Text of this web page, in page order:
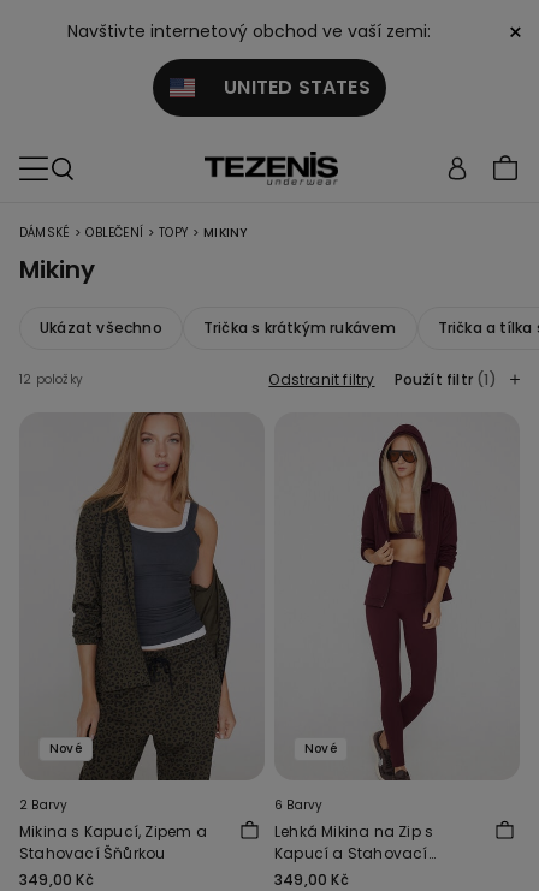
Navštivte internetový obchod ve vaší zemi:
UNITED STATES
×
DÁMSKÉ > OBLEČENÍ > TOPY > MIKINY
Mikiny
Ukázat všechno Trička s krátkým rukávem Trička a tílka
12 položky Odstranit filtry Použít filtr (1)
Nové
2 Barvy
Mikina s Kapucí, Zipem a
Stahovací Šňůrkou
349,00 Kč
Nové
6 Barvy
Lehká Mikina na Zip s
Kapucí a Stahovací
Šňůrkou
349,00 Kč